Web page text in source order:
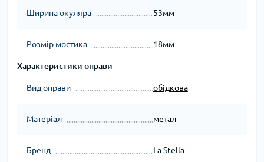
Ширина окуляра 53мм
Розмір мостика 18мм
Характеристики оправи
Вид оправи обідкова
Матеріал метал
Бренд La Stella